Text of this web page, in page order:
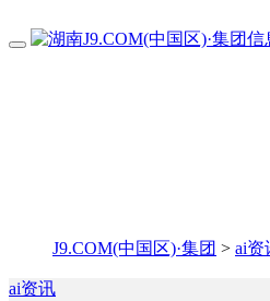
J9.COM(中国区)·集团 > ai资
ai资讯